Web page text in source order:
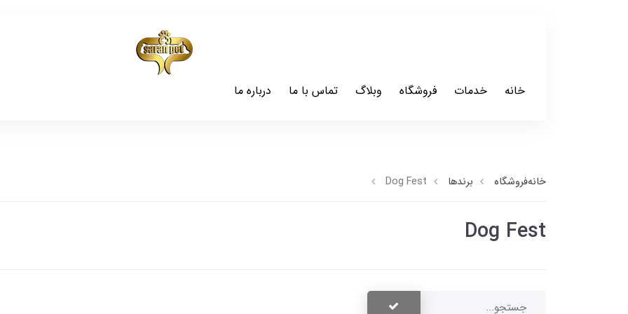
خانه خدمات فروشگاه وبلاگ تماس با ما درباره ما
خانهفروشگاه برندها Dog Fest
Dog Fest